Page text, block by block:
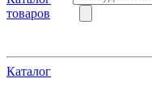
товаров
Каталог